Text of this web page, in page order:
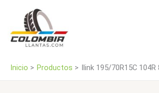
contenido
Inicio Productos Ilink 195/70R15C
Strong
cantidad